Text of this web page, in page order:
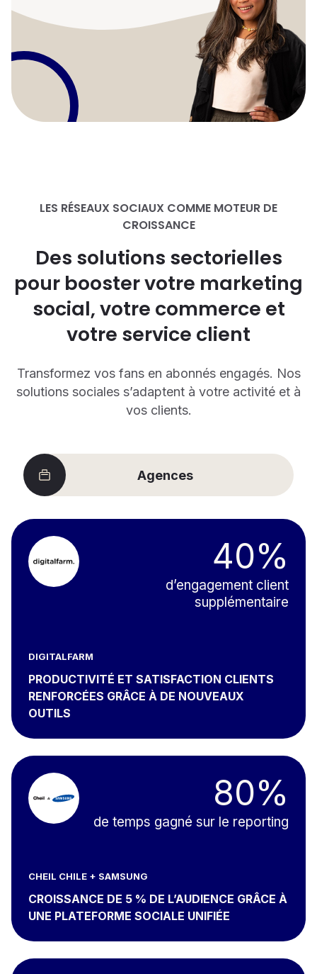
LES RÉSEAUX SOCIAUX COMME MOTEUR DE
CROISSANCE
Des solutions sectorielles
pour booster votre marketing
social, votre commerce et
votre service client
Transformez vos fans en abonnés engagés. Nos
solutions sociales s’adaptent à votre activité et à
vos clients.
Agences
40%
d’engagement client
supplémentaire
DIGITALFARM
PRODUCTIVITÉ ET SATISFACTION CLIENTS
RENFORCÉES GRÂCE À DE NOUVEAUX
OUTILS
80%
de temps gagné sur le reporting
CHEIL CHILE + SAMSUNG
CROISSANCE DE 5 % DE L’AUDIENCE GRÂCE À
UNE PLATEFORME SOCIALE UNIFIÉE